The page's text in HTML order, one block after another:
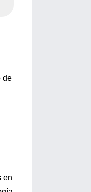
de
en